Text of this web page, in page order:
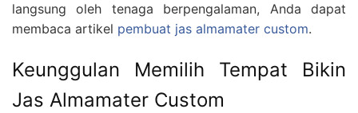
langsung oleh tenaga berpengalaman, Anda dapat
membaca artikel pembuat jas almamater custom.
Keunggulan Memilih Tempat Bikin
Jas Almamater Custom